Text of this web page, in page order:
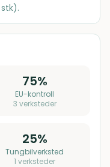
stk).
75%
EU-kontroll
3 verksteder
25%
Tungbilverksted
1 verksteder